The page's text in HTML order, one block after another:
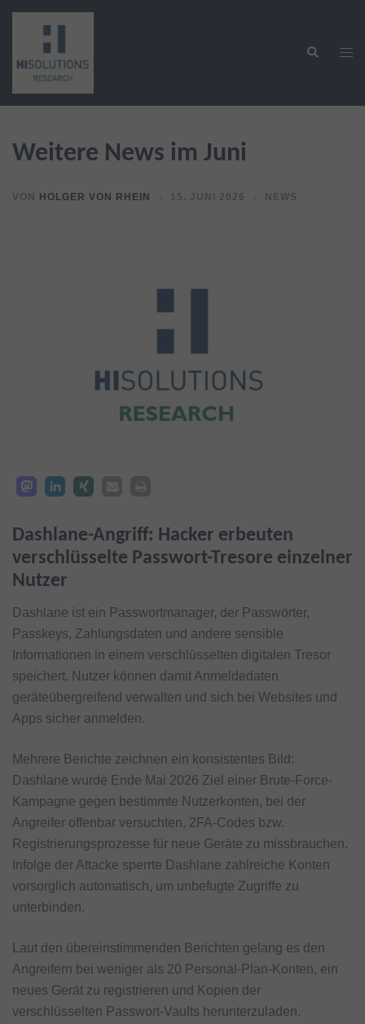
Zum
springen
Suche
Weitere News im Juni
VON HOLGER VON RHEIN 15. JUNI 2026 NEWS
Dashlane-Angriff: Hacker erbeuten
verschlüsselte Passwort-Tresore einzelner
Nutzer
Dashlane ist ein Passwortmanager, der Passwörter,
Passkeys, Zahlungsdaten und andere sensible
Informationen in einem verschlüsselten digitalen Tresor
speichert. Nutzer können damit Anmeldedaten
geräteübergreifend verwalten und sich bei Websites und
Apps sicher anmelden.
Mehrere Berichte zeichnen ein konsistentes Bild:
Dashlane wurde Ende Mai 2026 Ziel einer Brute-Force-
Kampagne gegen bestimmte Nutzerkonten, bei der
Angreifer offenbar versuchten, 2FA-Codes bzw.
Registrierungsprozesse für neue Geräte zu missbrauchen.
Infolge der Attacke sperrte Dashlane zahlreiche Konten
vorsorglich automatisch, um unbefugte Zugriffe zu
unterbinden.
Laut den übereinstimmenden Berichten gelang es den
Angreifern bei weniger als 20 Personal-Plan-Konten, ein
neues Gerät zu registrieren und Kopien der
verschlüsselten Passwort-Vaults herunterzuladen.